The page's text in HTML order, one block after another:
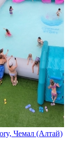
Чемал (Алтай)